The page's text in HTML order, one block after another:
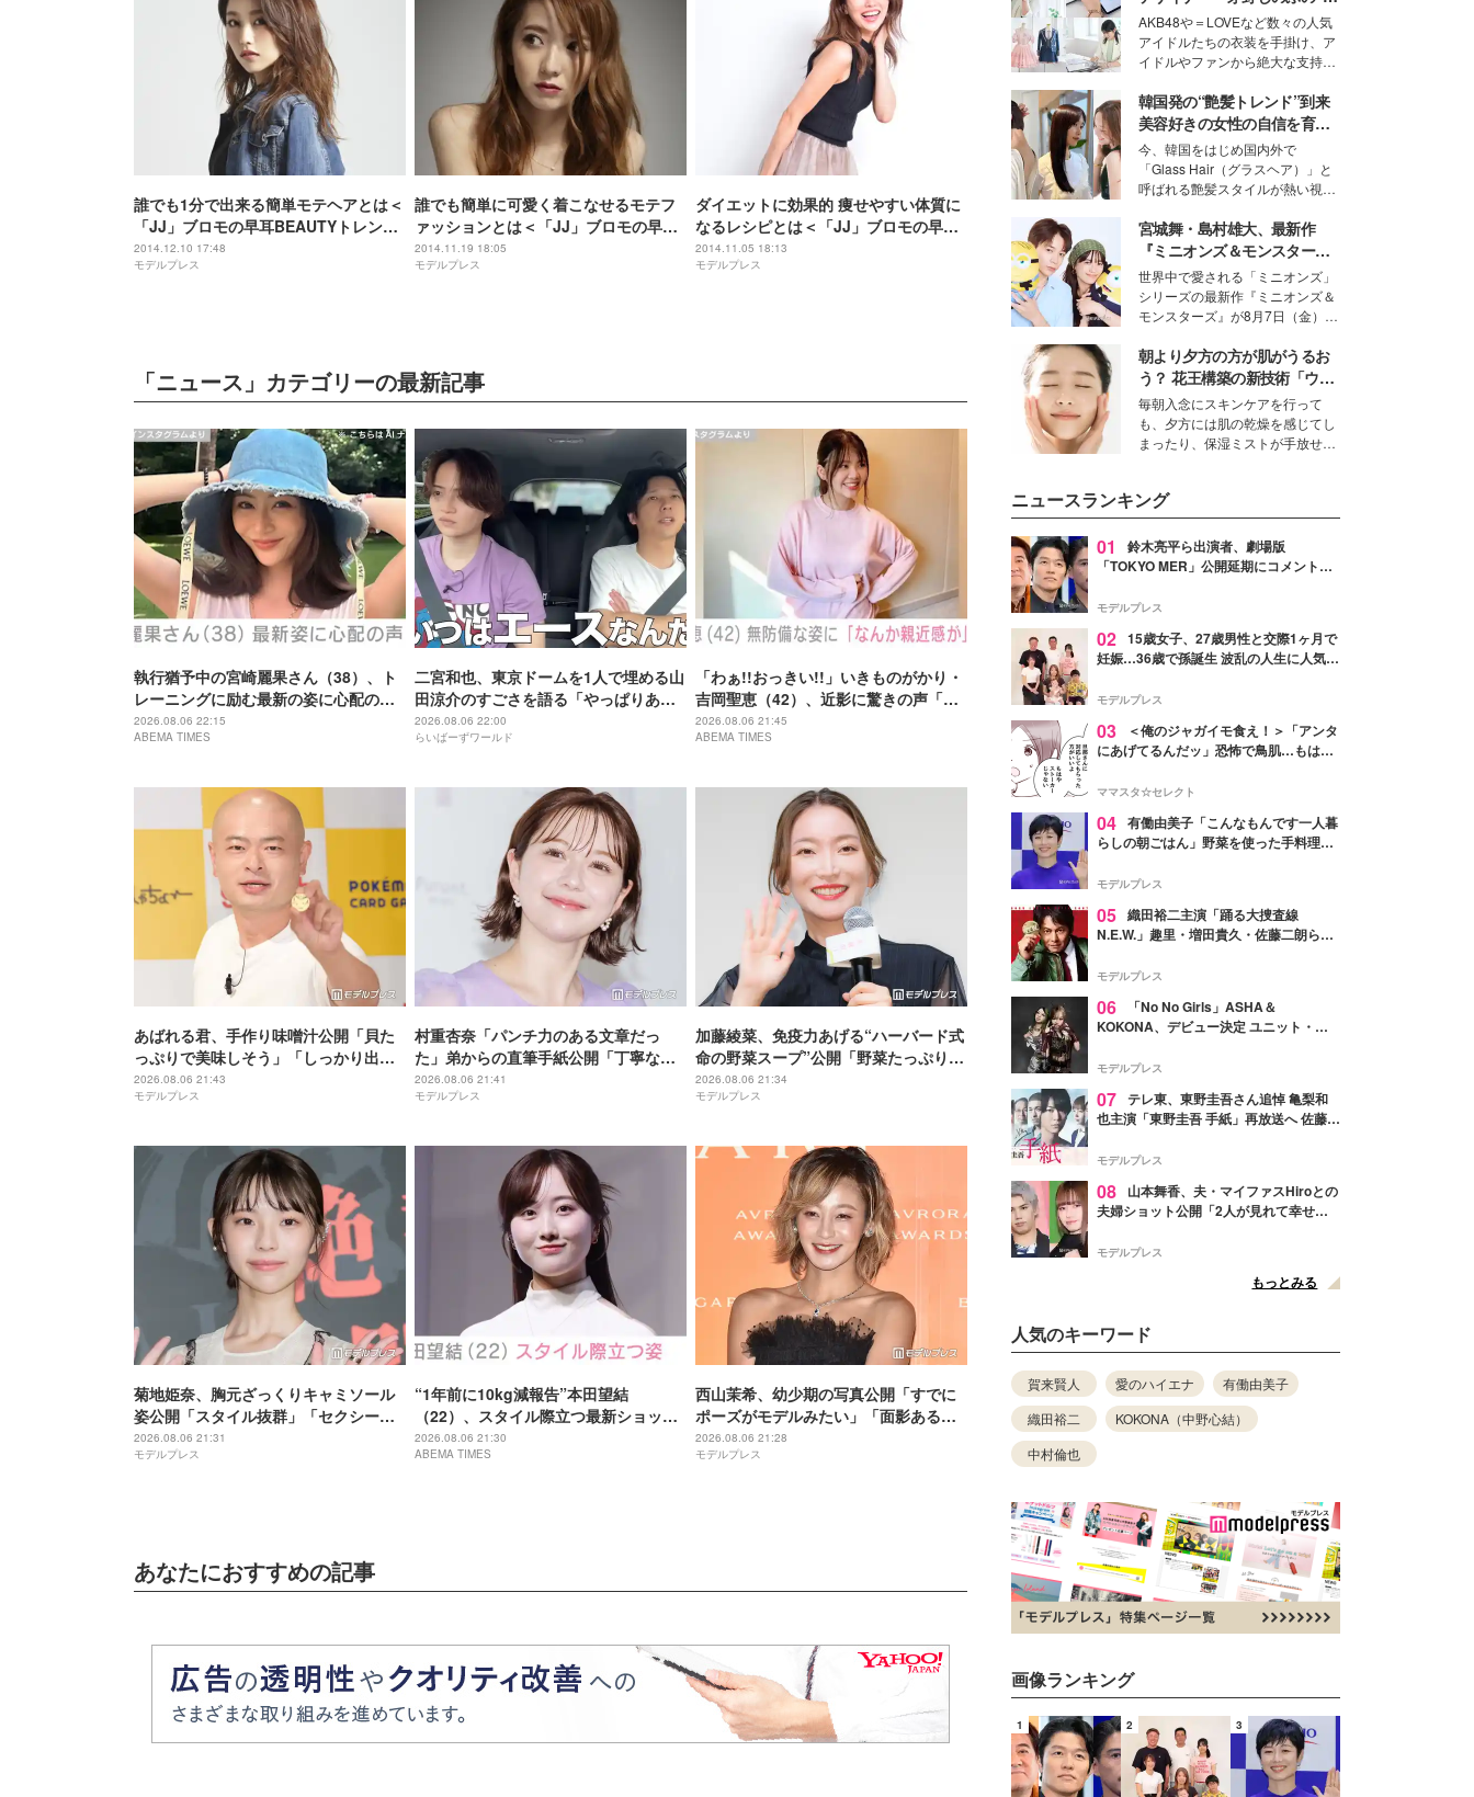
誰でも1分で出来る簡単モテヘアとは＜
「JJ」ブロモの早耳BEAUTYトレンド
Vol．14＞
2014.12.10 17:48
モデルプレス
誰でも簡単に可愛く着こなせるモテフ
ァッションとは＜「JJ」ブロモの早耳
BEAUTYトレンドVol．13＞
2014.11.19 18:05
モデルプレス
ダイエットに効果的 痩せやすい体質に
なるレシピとは＜「JJ」ブロモの早耳
BEAUTYトレンドVol．12＞
2014.11.05 18:13
モデルプレス
「ニュース」カテゴリーの最新記事
執行猶予中の宮崎麗果さん（38）、ト
レーニングに励む最新の姿に心配の声
「痩せ過ぎ」「なんだか痛々しい…」
2026.08.06 22:15
ABEMA TIMES
二宮和也、東京ドームを1人で埋める山
田涼介のすごさを語る「やっぱりあい
つはエース」
2026.08.06 22:00
らいばーずワールド
「わぁ!!おっきい!!」いきものがかり・
吉岡聖恵（42）、近影に驚きの声「な
にこれ…大好き」「なんか親近感が」
2026.08.06 21:45
ABEMA TIMES
あばれる君、手作り味噌汁公開「貝た
っぷりで美味しそう」「しっかり出汁
が出てそう」の声
2026.08.06 21:43
モデルプレス
村重杏奈「パンチ力のある文章だっ
た」弟からの直筆手紙公開「丁寧な
字」「読みやすい」と反響
2026.08.06 21:41
モデルプレス
加藤綾菜、免疫力あげる“ハーバード式
命の野菜スープ”公開「野菜たっぷりで
美味しそう」「栄養満点ですね」と反
響
2026.08.06 21:34
モデルプレス
菊地姫奈、胸元ざっくりキャミソール
姿公開「スタイル抜群」「セクシーす
ぎる」と話題
2026.08.06 21:31
モデルプレス
“1年前に10kg減報告”本田望結
（22）、スタイル際立つ最新ショット
に反響「痩せた？」「ミトちゃんに似
てきた」
2026.08.06 21:30
ABEMA TIMES
西山茉希、幼少期の写真公開「すでに
ポーズがモデルみたい」「面影ある」
と反響
2026.08.06 21:28
モデルプレス
あなたにおすすめの記事
ク。猛暑のお出かけを快適に過ご
すヒントや、2人が感動した夏の
生理の新常識にも迫りました。
愛い”を作る美学＜「シチズン
クロスシー」インタビュー＞
AKB48や＝LOVEなど数々の人気
アイドルたちの衣装を手掛け、ア
イドルやファンから絶大な支持を
取締役兼クリエイティブディレク
ター・茅野しのぶ。一人ひとりの
個性に寄り添い、魅力を引き出す
衣装作りは、多くの女性たちに勇
気と自信を与え続けている。
韓国発の“艶髪トレンド”到来
美容好きの女性の自信を育む
「ヘアケア事情」って？
今、韓国をはじめ国内外で
「Glass Hair（グラスヘア）」と
呼ばれる艶髪スタイルが熱い視線
ションの完成度を高めるベースと
して、“髪そのものの美しさ”に改
めて注目する人が増えている様
子。今回は、そんな憧れの艶やか
な髪を日常で叶える、美容好きの
女性たちのヘアケア事情を紹介し
ます。
宮城舞・島村雄大、最新作
『ミニオンズ＆モンスター
ズ』の魅力熱弁 ハチャメチャ
だけじゃない“友情と絆”に感
動
世界中で愛される「ミニオンズ」
シリーズの最新作『ミニオンズ＆
モンスターズ』が8月7日（金）に
ニオン好き”という共通点を持つモ
デルの宮城舞と島村雄大の特別対
談をお届け！それぞれの視点か
ら、今作ならではの魅力や予想外
の感動をもたらす奥深いストーリ
ーについて熱く語り合ってもらっ
朝より夕方の方が肌がうるお
う？ 花王構築の新技術「ウォ
ーターキャプチャリングスキ
ン（捕水肌）」がスキンケア
の常識を変える予感
毎朝入念にスキンケアを行って
も、夕方には肌の乾燥を感じてし
まったり、保湿ミストが手放せな
性を秘めた、革新的な「Water
Capturing Skin（ウォーターキャ
プチャリングスキン：捕水肌）」
技術を、花王が構築した。
ニュースランキング
01
鈴木亮平ら出演者、劇場版
「TOKYO MER」公開延期にコメント
最大の敬意とエールを」
モデルプレス
02 15歳女子、27歳男性と交際1ヶ月で
妊娠…36歳で孫誕生 波乱の人生に人気タ
よ！」
モデルプレス
03
＜俺のジャガイモ食え！＞「アンタ
にあげてるんだッ」恐怖で鳥肌…もはや
ママスタ☆セレクト
04 有働由美子「こんなもんです一人暮
らしの朝ごはん」野菜を使った手料理公
そう」と反響
モデルプレス
05 織田裕二主演「踊る大捜査線
N.E.W.」趣里・増田貴久・佐藤二朗ら新
徴する“謎のキーワード”も
モデルプレス
06
「No No Girls」ASHA＆
KOKONA、デビュー決定 ユニット・
リリースへ
モデルプレス
07 テレ東、東野圭吾さん追悼 亀梨和
也主演「東野圭吾 手紙」再放送へ 佐藤隆
モデルプレス
08
山本舞香、夫・マイファスHiroとの
夫婦ショット公開「2人が見れて幸せ」
モデルプレス
もっとみる
人気のキーワード
賀来賢人 愛のハイエナ
有働由美子
織田裕二
KOKONA（中野心結）
中村倫也
画像ランキング
1 2 3